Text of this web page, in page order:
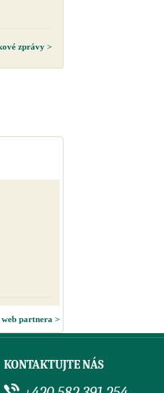
zprávy >
partnera >
KONTAKTUJTE NÁS